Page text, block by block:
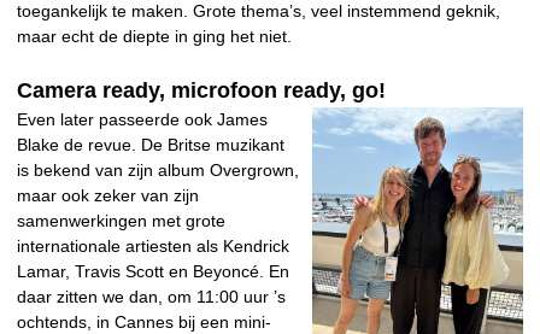
toegankelijk te maken. Grote thema’s, veel instemmend geknik,
maar echt de diepte in ging het niet.
Camera ready, microfoon ready, go!
Even later passeerde ook James
Blake de revue. De Britse muzikant
is bekend van zijn album Overgrown,
maar ook zeker van zijn
samenwerkingen met grote
internationale artiesten als Kendrick
Lamar, Travis Scott en Beyoncé. En
daar zitten we dan, om 11:00 uur ’s
ochtends, in Cannes bij een mini-